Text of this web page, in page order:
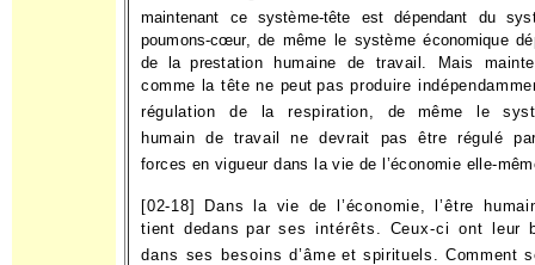
maintenant ce système-tête est dépendant du
poumons-cœur, de même le système économique
de la pres­tation humaine de travail. Mais
comme la tête ne peut pas produire
régulation de la respiration, de
même le
humain de travail ne devrait pas être régulé
forces en vigueur dans la vie de l’économie elle-
[02-18] Dans la vie de l’économie, l’être
tient dedans par ses intérêts. Ceux-ci ont leur
dans ses besoins d’âme et spirituels. Comment